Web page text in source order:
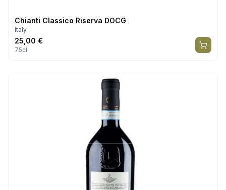
Chianti Classico Riserva DOCG
Italy
25,00 €
75cl